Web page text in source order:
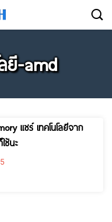
ยี-amd
แชร์ เทคโนโลยีจาก
ช้นะ